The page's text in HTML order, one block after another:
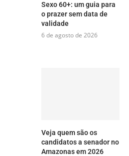
Sexo 60+: um guia para
o prazer sem data de
validade
6 de agosto de 2026
Veja quem são os
candidatos a senador no
Amazonas em 2026